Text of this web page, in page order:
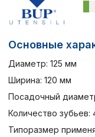
Основные
Диаметр: 125 мм
Ширина: 120 мм
Посадочный
Количество зубьев:
Типоразмер